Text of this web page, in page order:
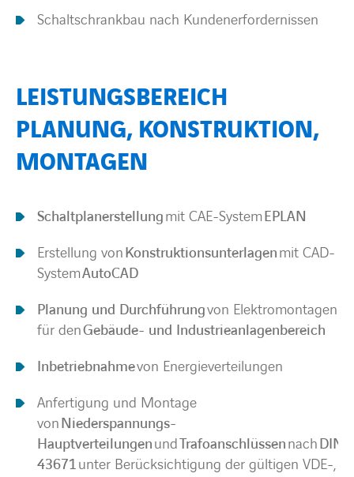
Schaltschrankbau nach Kundenerfordernissen
LEISTUNGSBEREICH
PLANUNG, KONSTRUKTION,
MONTAGEN
Schaltplanerstellungmit CAE-SystemEPLAN
Erstellung vonKonstruktionsunterlagenmit CAD-
SystemAutoCAD
Planung und Durchführungvon Elektromontagen
für denGebäude- und Industrieanlagenbereich
Inbetriebnahmevon Energieverteilungen
Anfertigung und Montage
vonNiederspannungs-
HauptverteilungenundTrafoanschlüssennachDIN
43671unter Berücksichtigung der gültigen VDE-,